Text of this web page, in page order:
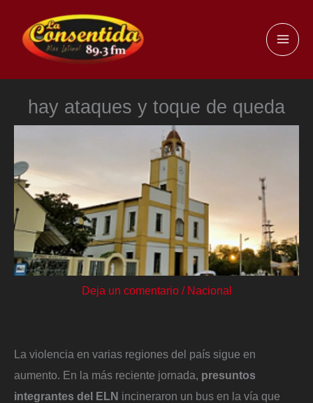
contenido
hay ataques y toque de queda
Deja un comentario / Nacional
La violencia en varias regiones del país sigue en
aumento. En la más reciente jornada, presuntos
integrantes del ELN incineraron un bus en la vía que